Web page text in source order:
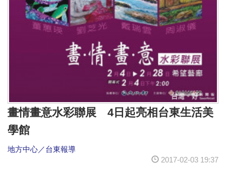
畫情畫意水彩聯展 4日起亮相台東生活美
學館
地方中心／台東報導
2017-02-03 19:37